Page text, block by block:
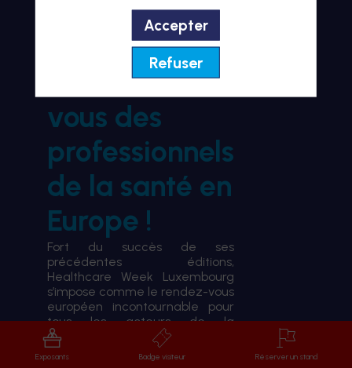
BIENVENUE À HWL26
le rendez-
vous des
professionnels
de la santé en
Europe !
Fort du succès de ses
précédentes éditions,
Healthcare Week Luxembourg
s’impose comme le rendez-vous
européen incontournable pour
tous les acteurs de la
transformation du système de
santé.
Exposants Badge visiteur Réserver un stand
Accepter
Refuser